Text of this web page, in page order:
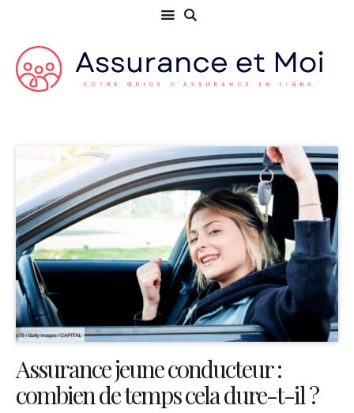
Assurance jeune conducteur :
combien de temps cela dure-t-il ?